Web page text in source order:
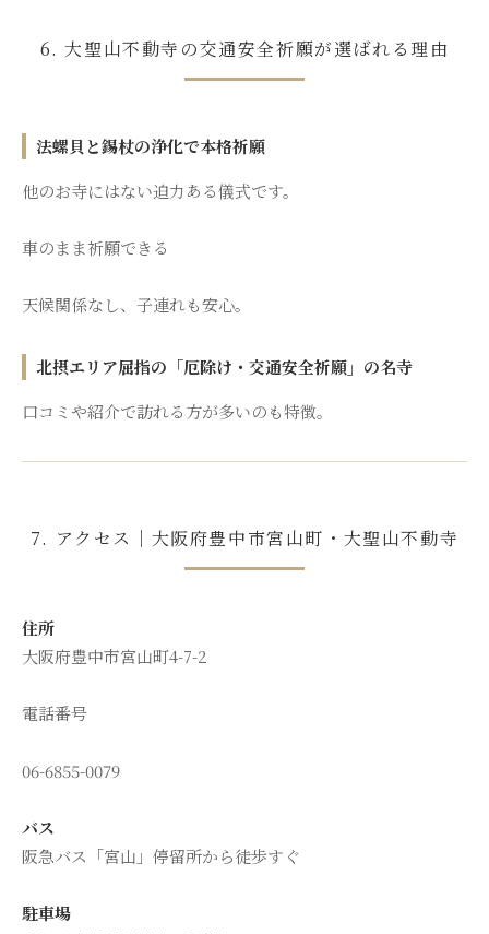
6. 大聖山不動寺の交通安全祈願が選ばれる理由
法螺貝と錫杖の浄化で本格祈願
他のお寺にはない迫力ある儀式です。
車のまま祈願できる
天候関係なし、子連れも安心。
北摂エリア屈指の「厄除け・交通安全祈願」の名寺
口コミや紹介で訪れる方が多いのも特徴。
7. アクセス｜大阪府豊中市宮山町・大聖山不動寺
住所
大阪府豊中市宮山町4-7-2
電話番号
06-6855-0079
バス
阪急バス「宮山」停留所から徒歩すぐ
駐車場